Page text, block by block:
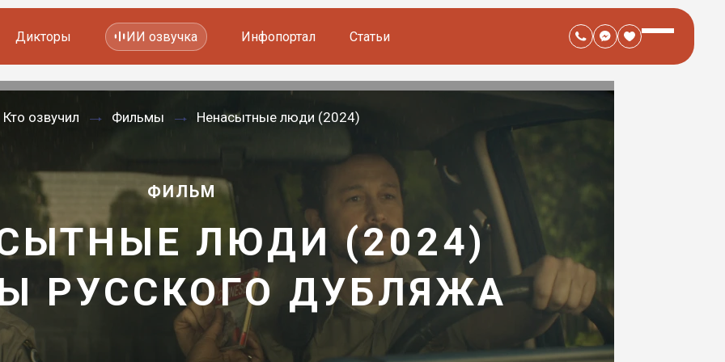
Мультфильмов
Дикторы ИИ озвучка Инфопортал Статьи
Кто озвучил Фильмы Ненасытные люди (2024)
ФИЛЬМ
ЛЮДИ (2024)
—
РУССКОГО ДУБЛЯЖА